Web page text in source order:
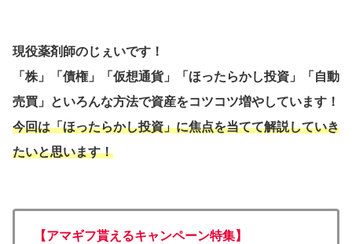
現役薬剤師のじぇいです！
「株」「債権」「仮想通貨」「ほったらかし投資」「自動
売買」といろんな方法で資産をコツコツ増やしています！
今回は「ほったらかし投資」に焦点を当てて解説していき
たいと思います！
【アマギフ貰えるキャンペーン特集】